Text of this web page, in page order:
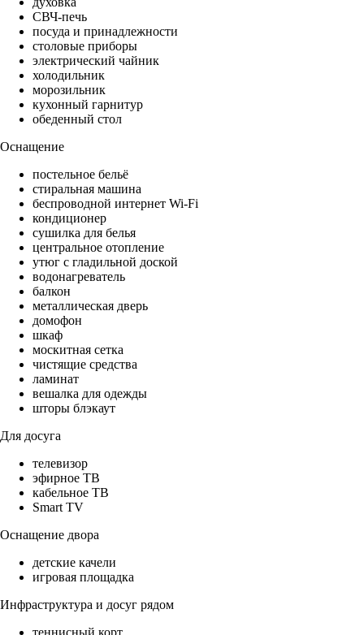
СВЧ-печь
посуда и принадлежности
столовые приборы
электрический чайник
холодильник
морозильник
кухонный гарнитур
обеденный стол
Оснащение
постельное бельё
стиральная машина
беспроводной интернет Wi-Fi
кондиционер
сушилка для белья
центральное отопление
утюг с гладильной доской
водонагреватель
балкон
металлическая дверь
домофон
шкаф
москитная сетка
чистящие средства
ламинат
вешалка для одежды
шторы блэкаут
Для досуга
телевизор
эфирное ТВ
кабельное ТВ
Smart TV
Оснащение двора
детские качели
игровая площадка
Инфраструктура и досуг рядом
теннисный корт